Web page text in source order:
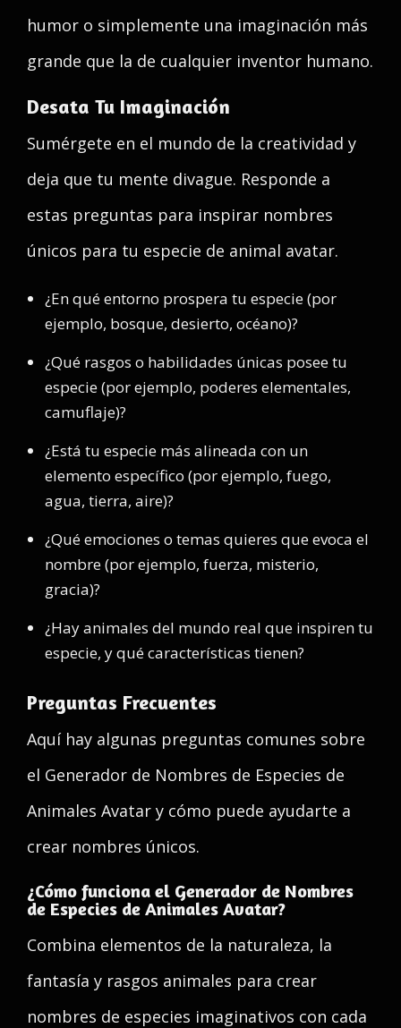
humor o simplemente una imaginación más
grande que la de cualquier inventor humano.
Desata Tu Imaginación
Sumérgete en el mundo de la creatividad y
deja que tu mente divague. Responde a
estas preguntas para inspirar nombres
únicos para tu especie de animal avatar.
¿En qué entorno prospera tu especie (por
ejemplo, bosque, desierto, océano)?
¿Qué rasgos o habilidades únicas posee tu
especie (por ejemplo, poderes elementales,
camuflaje)?
¿Está tu especie más alineada con un
elemento específico (por ejemplo, fuego,
agua, tierra, aire)?
¿Qué emociones o temas quieres que evoca el
nombre (por ejemplo, fuerza, misterio,
gracia)?
¿Hay animales del mundo real que inspiren tu
especie, y qué características tienen?
Preguntas Frecuentes
Aquí hay algunas preguntas comunes sobre
el Generador de Nombres de Especies de
Animales Avatar y cómo puede ayudarte a
crear nombres únicos.
¿Cómo funciona el Generador de Nombres
de Especies de Animales Avatar?
Combina elementos de la naturaleza, la
fantasía y rasgos animales para crear
nombres de especies imaginativos con cada